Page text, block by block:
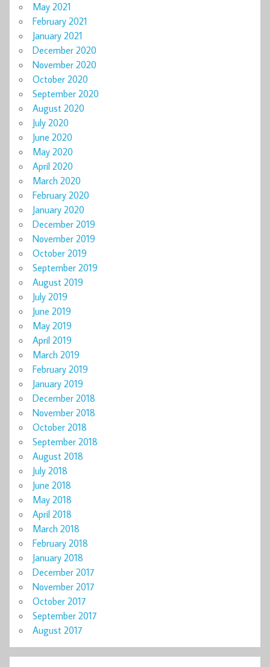
May 2021
February 2021
January 2021
December 2020
November 2020
October 2020
September 2020
August 2020
July 2020
June 2020
May 2020
April 2020
March 2020
February 2020
January 2020
December 2019
November 2019
October 2019
September 2019
August 2019
July 2019
June 2019
May 2019
April 2019
March 2019
February 2019
January 2019
December 2018
November 2018
October 2018
September 2018
August 2018
July 2018
June 2018
May 2018
April 2018
March 2018
February 2018
January 2018
December 2017
November 2017
October 2017
September 2017
August 2017